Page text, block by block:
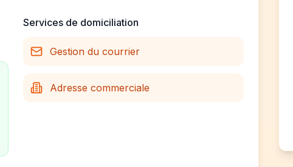
Services de domiciliation
Gestion du courrier
Adresse commerciale